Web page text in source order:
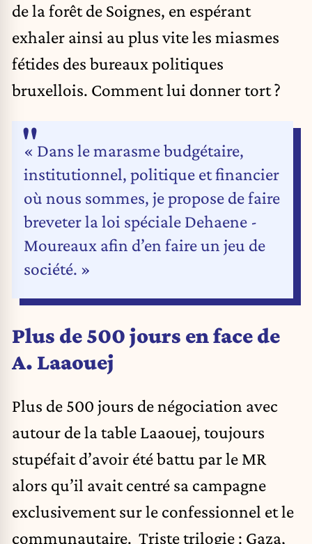
de la forêt de Soignes, en espérant
exhaler ainsi au plus vite les miasmes
fétides des bureaux politiques
bruxellois. Comment lui donner tort ?
« Dans le marasme budgétaire,
institutionnel, politique et financier
où nous sommes, je propose de faire
breveter la loi spéciale Dehaene -
Moureaux afin d’en faire un jeu de
société. »
Plus de 500 jours en face de
A. Laaouej
Plus de 500 jours de négociation avec
autour de la table Laaouej, toujours
stupéfait d’avoir été battu par le MR
alors qu’il avait centré sa campagne
exclusivement sur le confessionnel et le
communautaire. Triste trilogie : Gaza,